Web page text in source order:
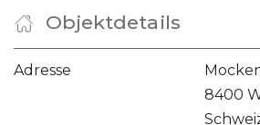
Objektdetails
Adresse
8400